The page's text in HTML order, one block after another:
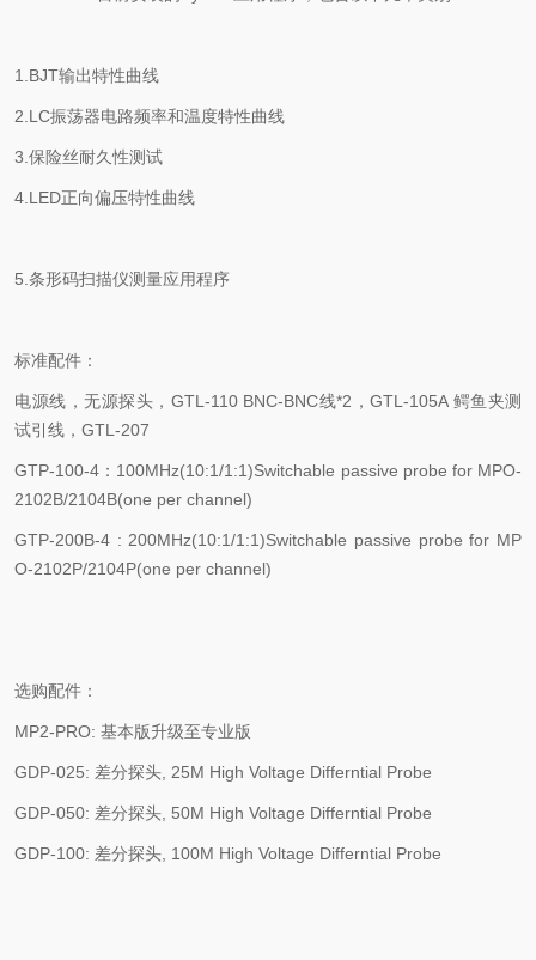
1.BJT输出特性曲线
2.LC振荡器电路频率和温度特性曲线
3. 保险丝耐久性测试
4.LED正向偏压特性曲线
5. 条形码扫描仪测量应用程序
标准配件：
电源线，无源探头， GTL-110 BNC-BNC线*2 ， GTL-105A 鳄鱼夹测
试引线， GTL-207
GTP-100-4 ： 100MHz(10:1/1:1)Switchable passive probe for MPO-
2102B/2104B(one per channel)
GTP-200B-4 : 200MHz(10:1/1:1)Switchable passive probe for MP
O-2102P/2104P(one per channel)
选购配件：
MP2-PRO: 基本版升级至专业版
GDP-025: 差分探头 , 25M High Voltage Differntial Probe
GDP-050: 差分探头 , 50M High Voltage Differntial Probe
GDP-100: 差分探头 , 100M High Voltage Differntial Probe